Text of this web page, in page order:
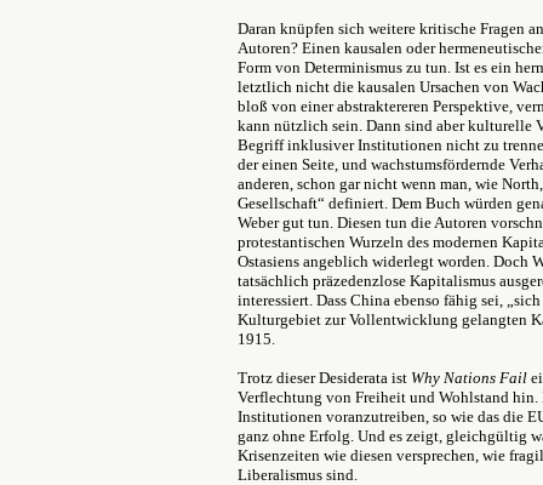
Daran knüpfen sich weitere kritische Fragen
Autoren? Einen kausalen oder
Form von Determinismus zu tun. Ist es ein
letztlich nicht die kausalen Ursachen von
bloß von einer abstraktereren Perspektive,
kann nützlich sein. Dann sind aber kulturelle
Begriff inklusiver Institutionen nicht zu
der einen Seite, und wachstumsfördernde
anderen, schon gar nicht wenn man, wie
Gesellschaft“ definiert. Dem Buch würden
Weber gut tun. Diesen tun die Autoren
protestantischen Wurzeln des modernen
Ostasiens angeblich widerlegt worden. Doch
tatsächlich präzedenzlose Kapitalismus
interessiert. Dass China ebenso fähig sei,
Kulturgebiet zur Vollentwicklung gelangten
1915.
Trotz dieser Desiderata ist Why Nations Fail
Verflechtung von Freiheit und Wohlstand
Institutionen voranzutreiben, so wie das die
ganz ohne Erfolg. Und es zeigt, gleichgültig
Krisenzeiten wie diesen versprechen, wie
Liberalismus sind.